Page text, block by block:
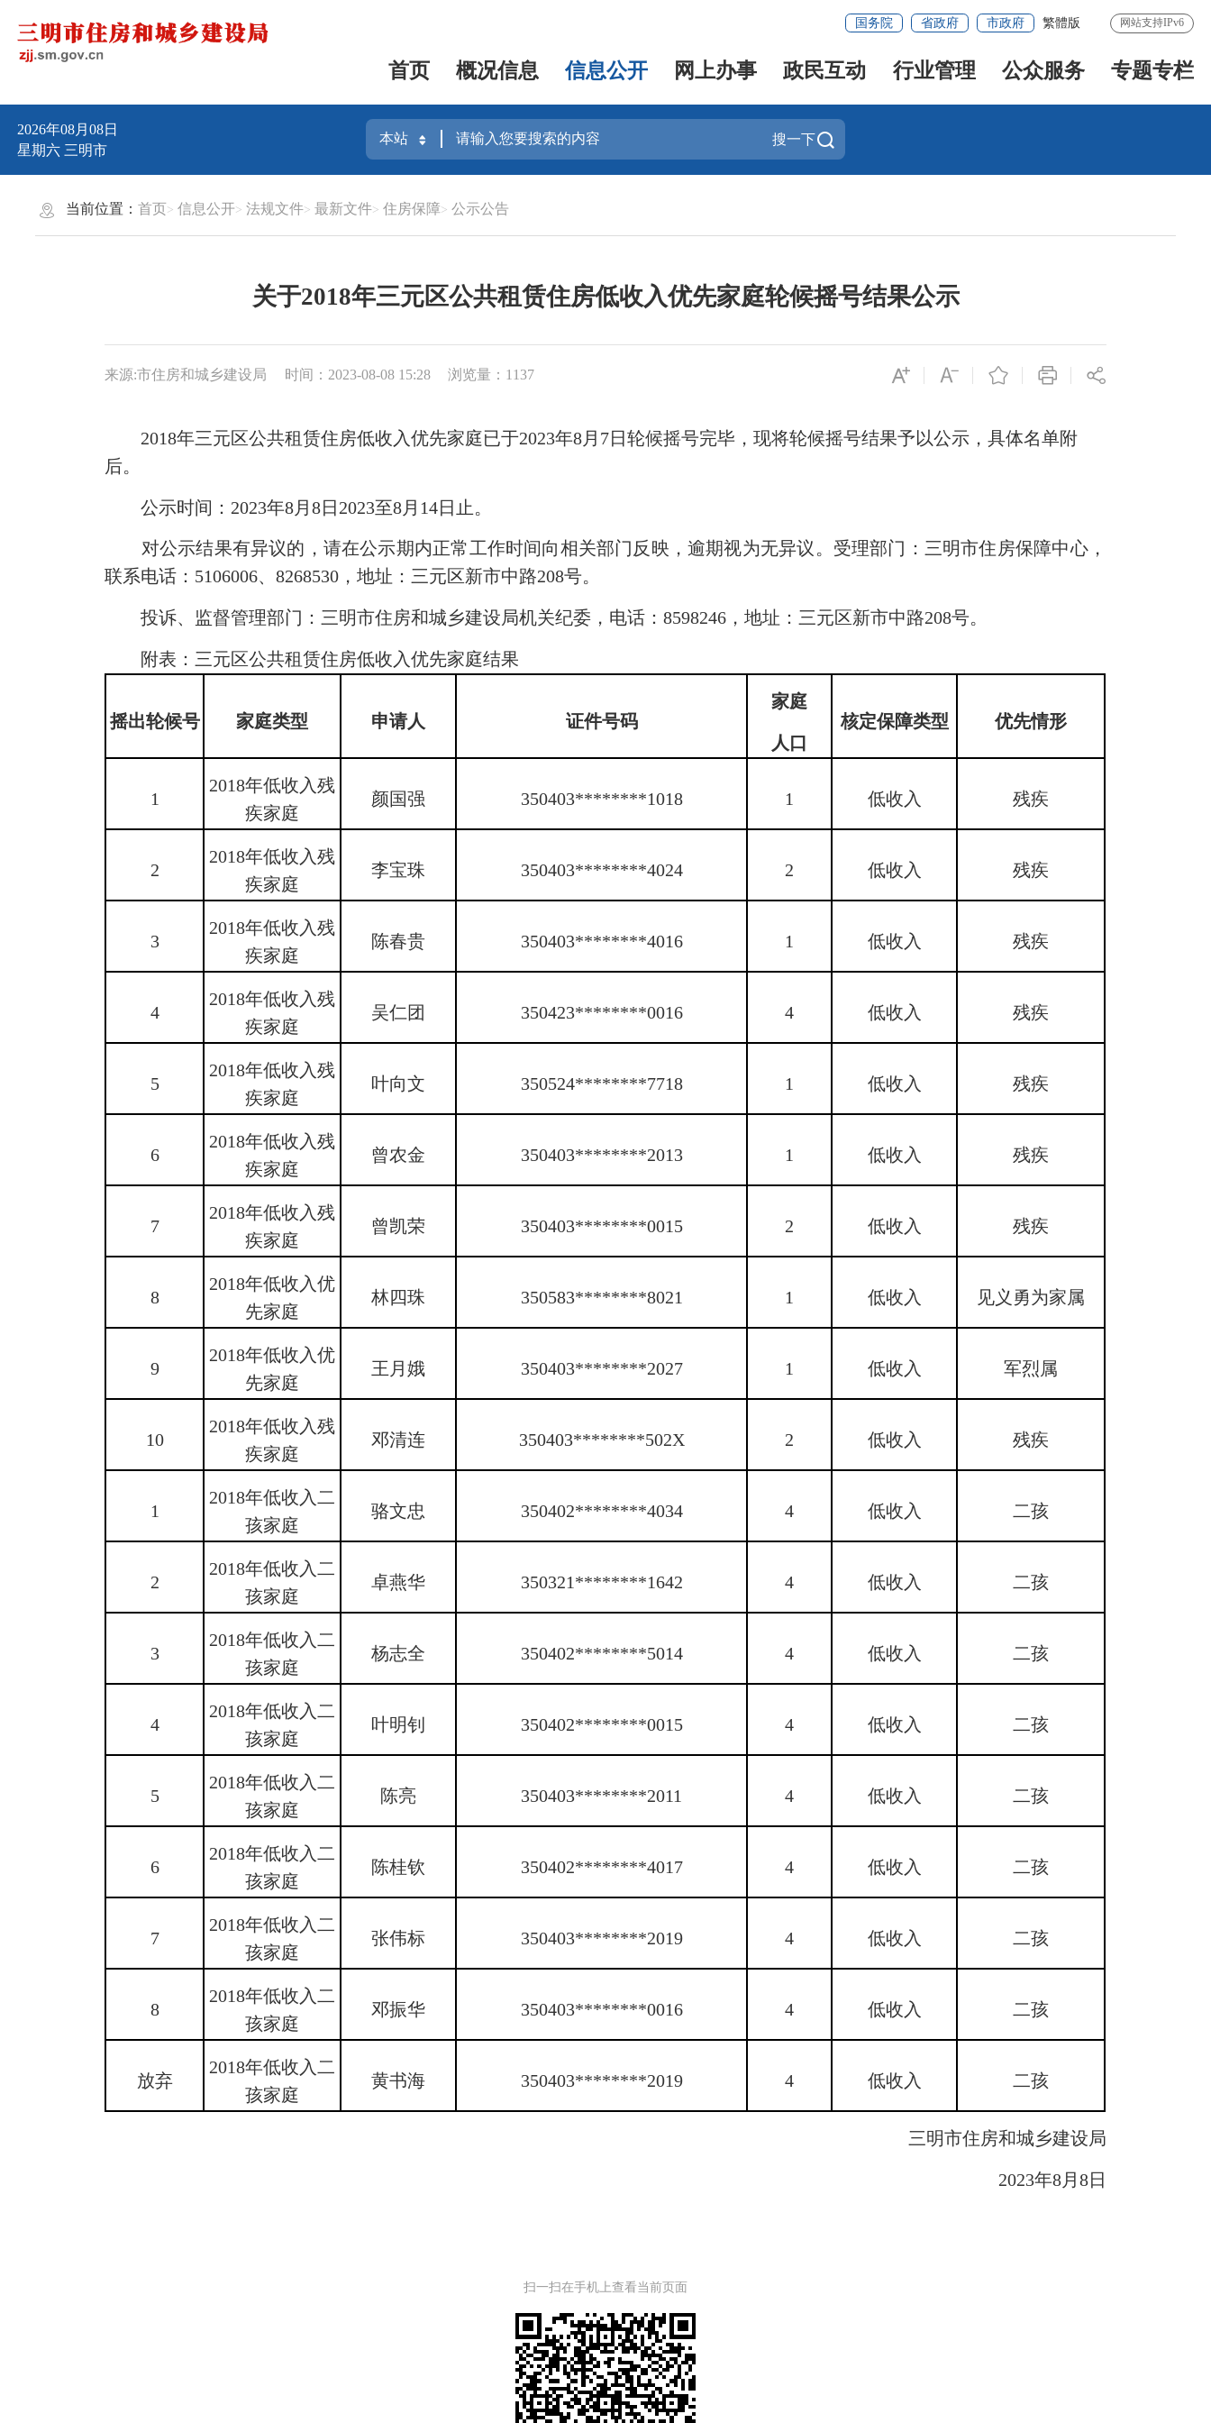
国务院 省政府 市政府 繁體版 网站支持IPv6
首页 概况信息 信息公开 网上办事 政民互动 行业管理 公众服务 专题专栏
2026年08月08日
星期六 三明市
搜一下
当前位置：首页 信息公开 法规文件 最新文件 住房保障 公示公告
关于2018年三元区公共租赁住房低收入优先家庭轮候摇号结果公示
来源:市住房和城乡建设局 时间：2023-08-08 15:28 浏览量：1137
2018年三元区公共租赁住房低收入优先家庭已于2023年8月7日轮候摇号完毕，现将轮候摇号结果予以公示，具体名单附
后。
公示时间：2023年8月8日2023至8月14日止。
对公示结果有异议的，请在公示期内正常工作时间向相关部门反映，逾期视为无异议。受理部门：三明市住房保障中心，
联系电话：5106006、8268530，地址：三元区新市中路208号。
投诉、监督管理部门：三明市住房和城乡建设局机关纪委，电话：8598246，地址：三元区新市中路208号。
附表：三元区公共租赁住房低收入优先家庭结果
摇出轮候号 家庭类型 申请人 证件号码
家庭
人口
核定保障类型 优先情形
1
2018年低收入残
疾家庭
颜国强 350403********1018 1 低收入 残疾
2
2018年低收入残
疾家庭
李宝珠 350403********4024 2 低收入 残疾
3
2018年低收入残
疾家庭
陈春贵 350403********4016 1 低收入 残疾
4
2018年低收入残
疾家庭
吴仁团 350423********0016 4 低收入 残疾
5
2018年低收入残
疾家庭
叶向文 350524********7718 1 低收入 残疾
6
2018年低收入残
疾家庭
曾农金 350403********2013 1 低收入 残疾
7
2018年低收入残
疾家庭
曾凯荣 350403********0015 2 低收入 残疾
8
2018年低收入优
先家庭
林四珠 350583********8021 1 低收入 见义勇为家属
9
2018年低收入优
先家庭
王月娥 350403********2027 1 低收入 军烈属
10
2018年低收入残
疾家庭
邓清连 350403********502X 2 低收入 残疾
1
2018年低收入二
孩家庭
骆文忠 350402********4034 4 低收入 二孩
2
2018年低收入二
孩家庭
卓燕华 350321********1642 4 低收入 二孩
3
2018年低收入二
孩家庭
杨志全 350402********5014 4 低收入 二孩
4
2018年低收入二
孩家庭
叶明钊 350402********0015 4 低收入 二孩
5
2018年低收入二
孩家庭
陈亮 350403********2011 4 低收入 二孩
6
2018年低收入二
孩家庭
陈桂钦 350402********4017 4 低收入 二孩
7
2018年低收入二
孩家庭
张伟标 350403********2019 4 低收入 二孩
8
2018年低收入二
孩家庭
邓振华 350403********0016 4 低收入 二孩
放弃
2018年低收入二
孩家庭
黄书海 350403********2019 4 低收入 二孩
三明市住房和城乡建设局
2023年8月8日
扫一扫在手机上查看当前页面